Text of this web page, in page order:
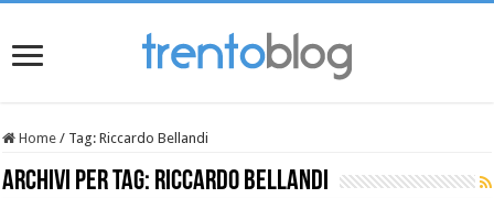
Home / Tag:Riccardo Bellandi
Archivi per tag: Riccardo Bellandi